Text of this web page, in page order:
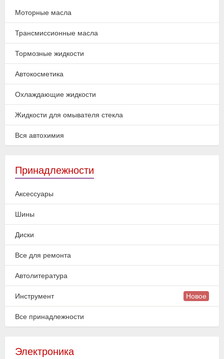
Моторные масла
Трансмиссионные масла
Тормозные жидкости
Автокосметика
Охлаждающие жидкости
Жидкости для омывателя стекла
Вся автохимия
Принадлежности
Аксессуары
Шины
Диски
Все для ремонта
Автолитература
Инструмент Новое
Все принадлежности
Электроника